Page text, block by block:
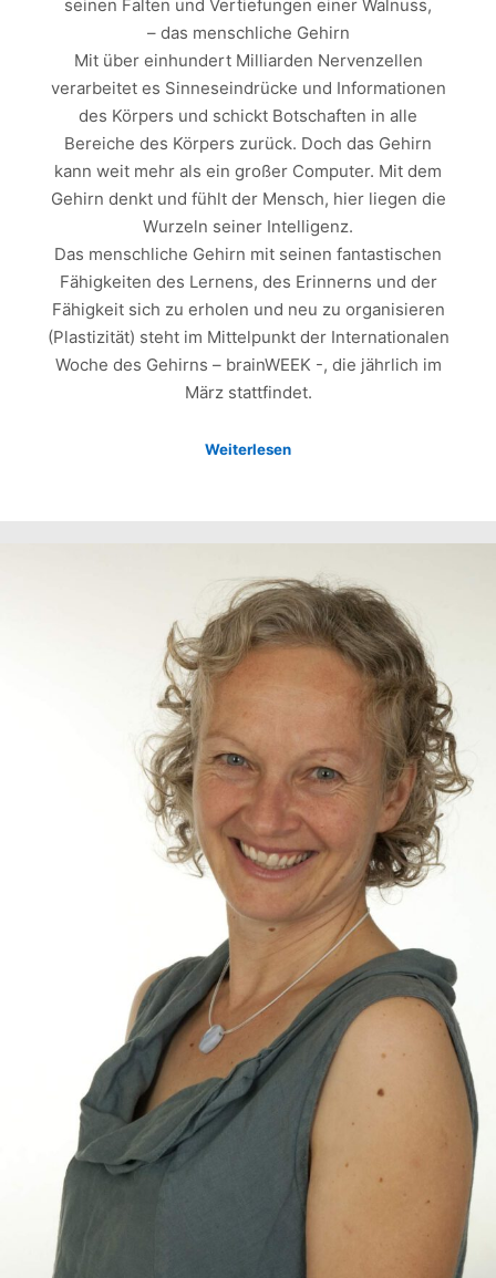
seinen Falten und Vertiefungen einer Walnuss,
– das menschliche Gehirn
Mit über einhundert Milliarden Nervenzellen
verarbeitet es Sinneseindrücke und Informationen
des Körpers und schickt Botschaften in alle
Bereiche des Körpers zurück. Doch das Gehirn
kann weit mehr als ein großer Computer. Mit dem
Gehirn denkt und fühlt der Mensch, hier liegen die
Wurzeln seiner Intelligenz.
Das menschliche Gehirn mit seinen fantastischen
Fähigkeiten des Lernens, des Erinnerns und der
Fähigkeit sich zu erholen und neu zu organisieren
(Plastizität) steht im Mittelpunkt der Internationalen
Woche des Gehirns – brainWEEK -, die jährlich im
März stattfindet.
Weiterlesen